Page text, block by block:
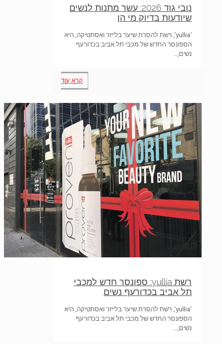
נובי גוד 2026: עשר מתנות לנשים
שיודעות בדיוק מי הן
‘yullia’, רשת להסרת שיער בלייזר ואסתטיקה, היא
הספונסר החדש של מכבי תל אביב בכדורעף
נשים,…
קרא עוד
רשת yullia: ספונסר חדש למכבי
תל אביב בכדורעף נשים
‘yullia’, רשת להסרת שיער בלייזר ואסתטיקה, היא
הספונסר החדש של מכבי תל אביב בכדורעף
נשים,…